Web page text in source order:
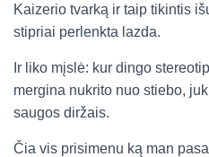
Kaizerio tvarką ir taip tikintis
stipriai perlenkta lazda.
Ir liko mįslė: kur dingo
mergina nukrito nuo stiebo,
saugos diržais.
Čia vis prisimenu ką man